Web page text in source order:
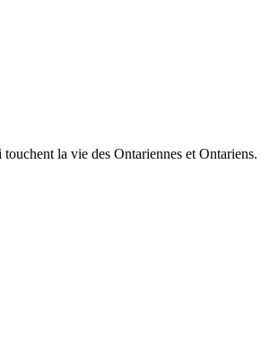
la vie des Ontariennes et Ontariens.